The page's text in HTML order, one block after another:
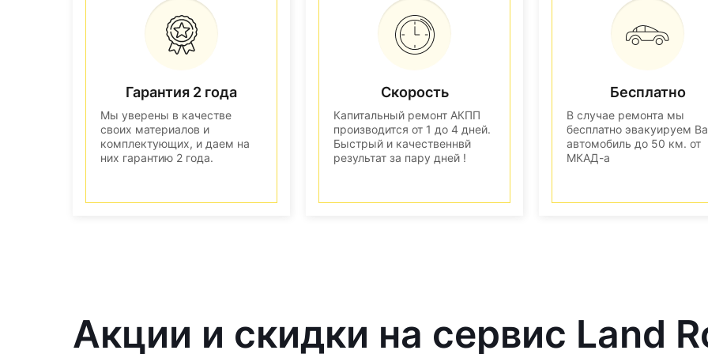
Гарантия 2 года
Мы уверены в качестве
своих материалов и
комплектующих, и даем на
них гарантию 2 года.
Скорость
Капитальный ремонт АКПП
производится от 1 до 4 дней.
Быстрый и качественнвй
результат за пару дней !
Бесплатно
В случае ремонта мы
бесплатно эвакуируем
автомобиль до 50 км. от
МКАД-а
Акции и скидки на сервис Land